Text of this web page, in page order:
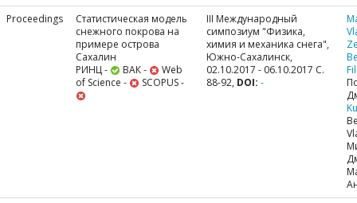
Proceedings
Статистическая модель
снежного покрова на
примере острова
Сахалин
РИНЦ -
ВАК -
Web
of Science -
SCOPUS -
III Международный
симпозиум "Физика,
химия и механика снега",
Южно-Сахалинск,
02.10.2017 - 06.10.2017 С.
88-92, DOI: -